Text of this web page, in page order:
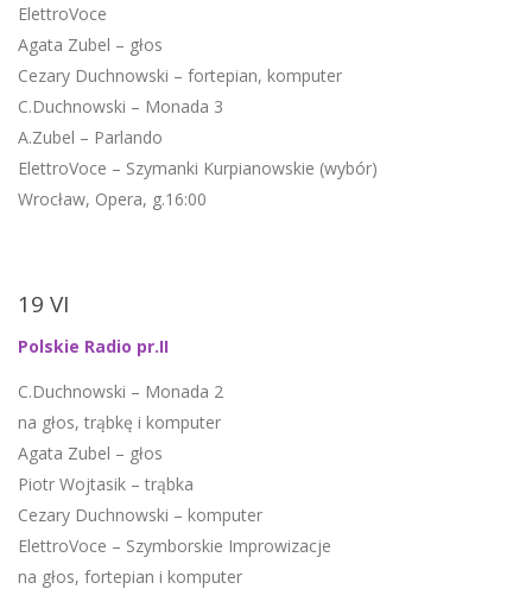
ElettroVoce
Agata Zubel – głos
Cezary Duchnowski – fortepian, komputer
C.Duchnowski – Monada 3
A.Zubel – Parlando
ElettroVoce – Szymanki Kurpianowskie (wybór)
Wrocław, Opera, g.16:00
19 VI
Polskie Radio pr.II
C.Duchnowski – Monada 2
na głos, trąbkę i komputer
Agata Zubel – głos
Piotr Wojtasik – trąbka
Cezary Duchnowski – komputer
ElettroVoce – Szymborskie Improwizacje
na głos, fortepian i komputer